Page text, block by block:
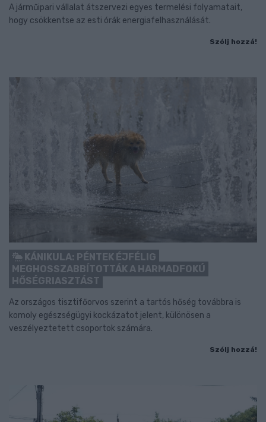
A járműipari vállalat átszervezi egyes termelési folyamatait,
hogy csökkentse az esti órák energiafelhasználását.
Szólj hozzá!
KÁNIKULA: PÉNTEK ÉJFÉLIG
MEGHOSSZABBÍTOTTÁK A HARMADFOKÚ
HŐSÉGRIASZTÁST
Az országos tisztifőorvos szerint a tartós hőség továbbra is
komoly egészségügyi kockázatot jelent, különösen a
veszélyeztetett csoportok számára.
Szólj hozzá!